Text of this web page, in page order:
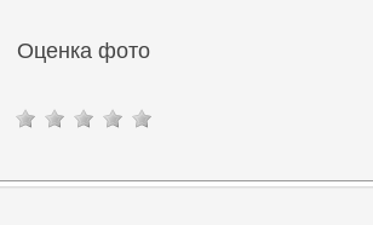
Оценка фото